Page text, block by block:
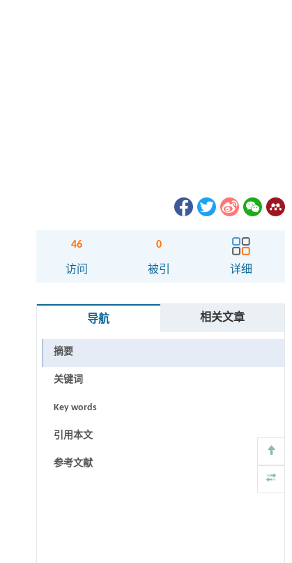
46
访问
0
被引 详细
导航 相关文章
摘要
关键词
Key words
引用本文
参考文献